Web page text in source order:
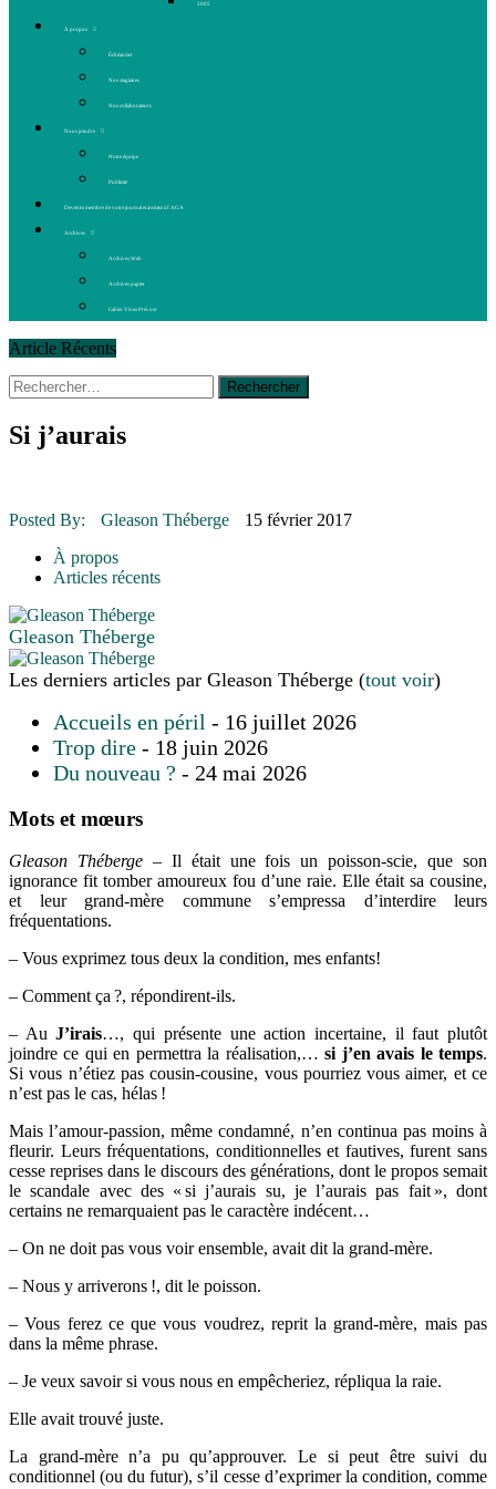
2005
À propos
Échéancier
Nos stagiaires
Nos collaborateurs
Nous joindre
Notre équipe
Publicité
Devenez membre de votre journal et assistez à l’AGA
Archives
Archives Web
Archives papier
Cahier Vivez Prévost
Article Récents
14 octobre 2015
La course de boîtes à savon du club
Le rendez-vous des bolides
30 juin 2015
16 juillet 2026
ENVIRONNEMENT
16 juillet 2026
Rechercher :
Si j’aurais
Posted By: Gleason Théberge
15 février 2017
À propos
Articles récents
Gleason Théberge
Les derniers articles par Gleason Théberge (tout voir)
Accueils en péril - 16 juillet 2026
Trop dire - 18 juin 2026
Du nouveau ? - 24 mai 2026
Mots et mœurs
Gleason Théberge – Il était une fois un poisson-scie, que son
ignorance fit tomber amoureux fou d’une raie. Elle était sa cousine,
et leur grand-mère commune s’empressa d’interdire leurs
fréquentations.
– Vous exprimez tous deux la condition, mes enfants!
– Comment ça ?, répondirent-ils.
– AuJ’irais…, qui présente une action incertaine, il faut plutôt
joindre ce qui en permettra la réalisation,…si j’en avais le temps.
Si vous n’étiez pas cousin-cousine, vous pourriez vous aimer, et ce
n’est pas le cas, hélas !
Mais l’amour-passion, même condamné, n’en continua pas moins à
fleurir. Leurs fréquentations, conditionnelles et fautives, furent sans
cesse reprises dans le discours des générations, dont le propos semait
le scandale avec des « si j’aurais su, je l’aurais pas fait », dont
certains ne remarquaient pas le caractère indécent…
– On ne doit pas vous voir ensemble, avait dit la grand-mère.
– Nous y arriverons !, dit le poisson.
– Vous ferez ce que vous voudrez, reprit la grand-mère, mais pas
dans la même phrase.
– Je veux savoir si vous nous en empêcheriez, répliqua la raie.
Elle avait trouvé juste.
La grand-mère n’a pu qu’approuver. Le si peut être suivi du
conditionnel (ou du futur), s’il cesse d’exprimer la condition, comme